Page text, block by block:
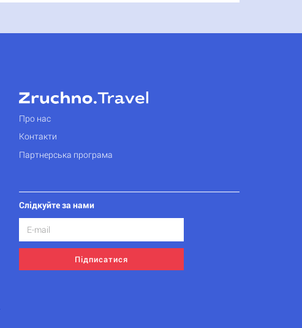
Про нас
Контакти
Партнерська програма
Слідкуйте за нами
Підписатися